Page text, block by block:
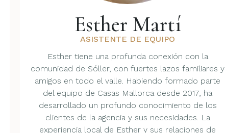
Esther Martí
ASISTENTE DE EQUIPO
Esther tiene una profunda conexión con la
comunidad de Sóller, con fuertes lazos familiares y
amigos en todo el valle. Habiendo formado parte
del equipo de Casas Mallorca desde 2017, ha
desarrollado un profundo conocimiento de los
clientes de la agencia y sus necesidades. La
experiencia local de Esther y sus relaciones de